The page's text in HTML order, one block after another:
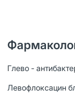
Глево -
Левофлоксацин